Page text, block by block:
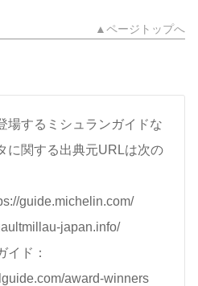
▲ページトップへ
場するミシュランガイドな
に関する出典元URLは次の
guide.michelin.com/
japan.info/
イド：
award-winners